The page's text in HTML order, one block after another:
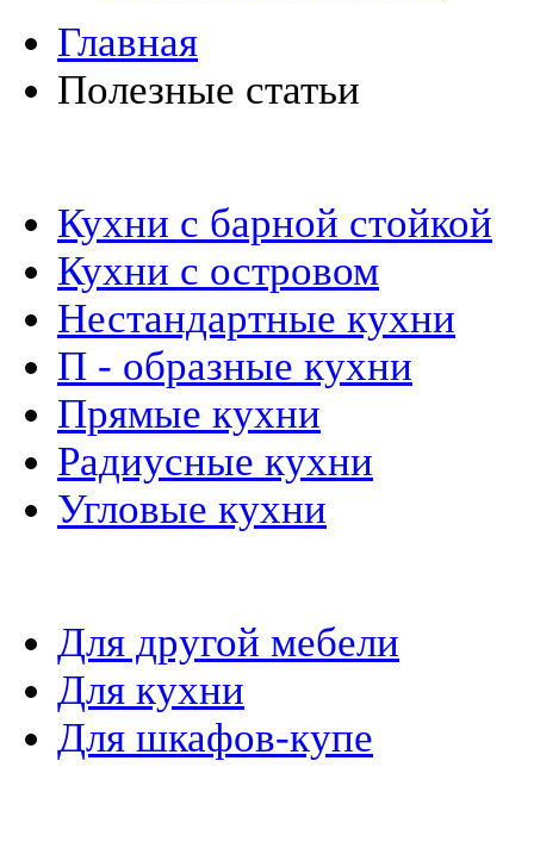
Главная
Полезные статьи
Кухни с барной стойкой
Кухни с островом
Нестандартные кухни
П - образные кухни
Прямые кухни
Радиусные кухни
Угловые кухни
Для другой мебели
Для кухни
Для шкафов-купе